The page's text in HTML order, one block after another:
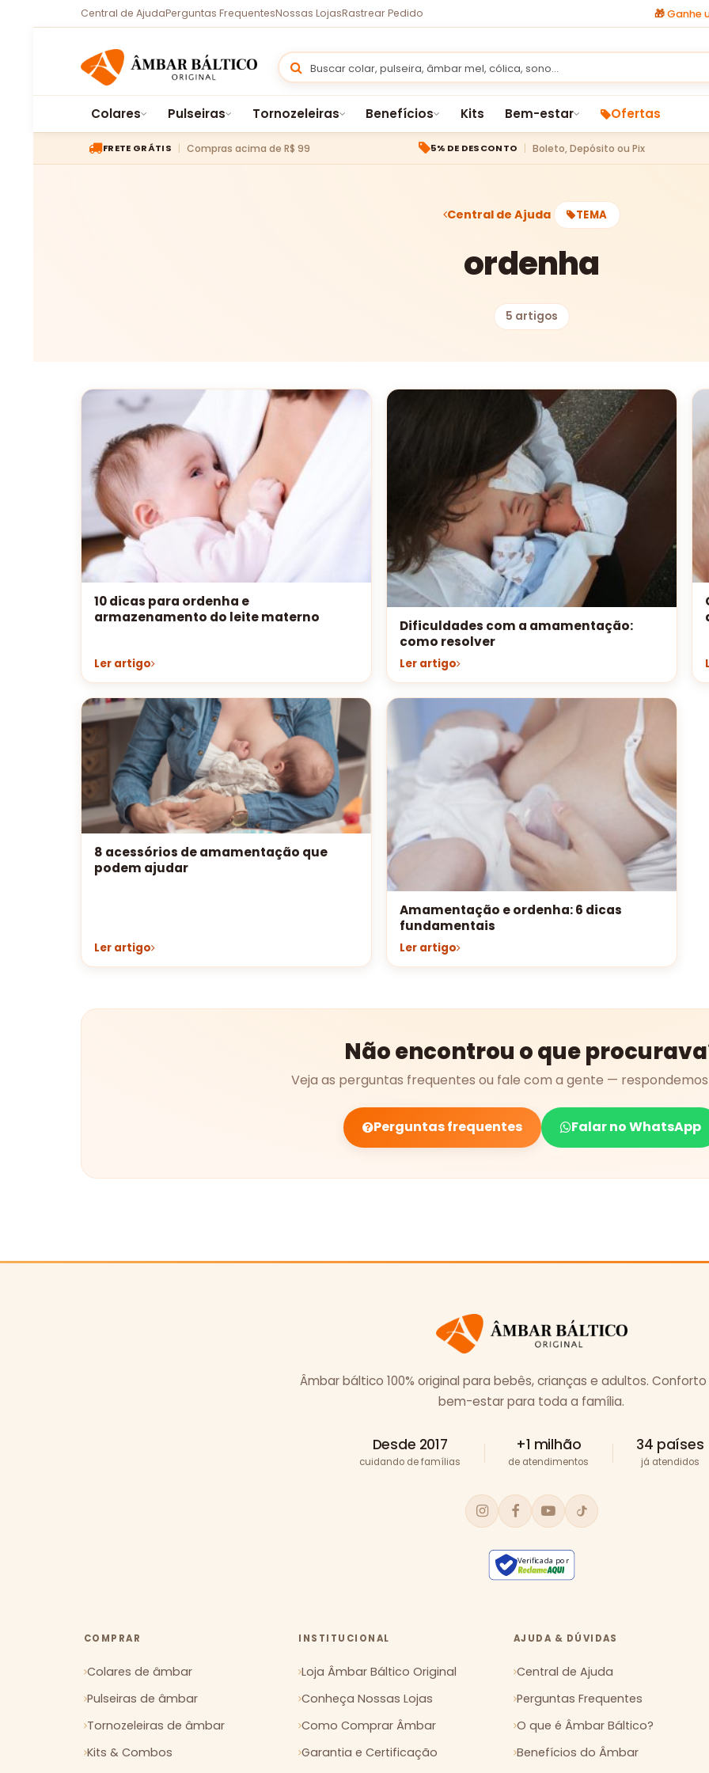
Central de AjudaPerguntas FrequentesNossas LojasRastrear Pedido 🎁Ganhe
Colares Pulseiras Tornozeleiras Benefícios Kits Bem-estar Ofertas
FRETE GRÁTIS Compras acima de R$ 99 5% DE DESCONTO Boleto, Depósito ou Pix
Central de Ajuda TEMA
ordenha
5 artigos
10 dicas para ordenha e
armazenamento do leite materno
Ler artigo
Dificuldades com a amamentação:
como resolver
Ler artigo
8 acessórios de amamentação que
podem ajudar
Ler artigo
Amamentação e ordenha: 6 dicas
fundamentais
Ler artigo
Não encontrou o que
Veja as perguntas frequentes ou fale com a gente —
Perguntas frequentes Falar no WhatsApp
Âmbar báltico 100% original para bebês, crianças e adultos.
bem-estar para toda a família.
Desde 2017
cuidando de famílias
+1 milhão
de atendimentos
34 países
já atendidos
Verificada por
COMPRAR
Colares de âmbar
Pulseiras de âmbar
Tornozeleiras de âmbar
Kits & Combos
INSTITUCIONAL
Loja Âmbar Báltico Original
Conheça Nossas Lojas
Como Comprar Âmbar
Garantia e Certificação
AJUDA & DÚVIDAS
Central de Ajuda
Perguntas Frequentes
O que é Âmbar Báltico?
Benefícios do Âmbar